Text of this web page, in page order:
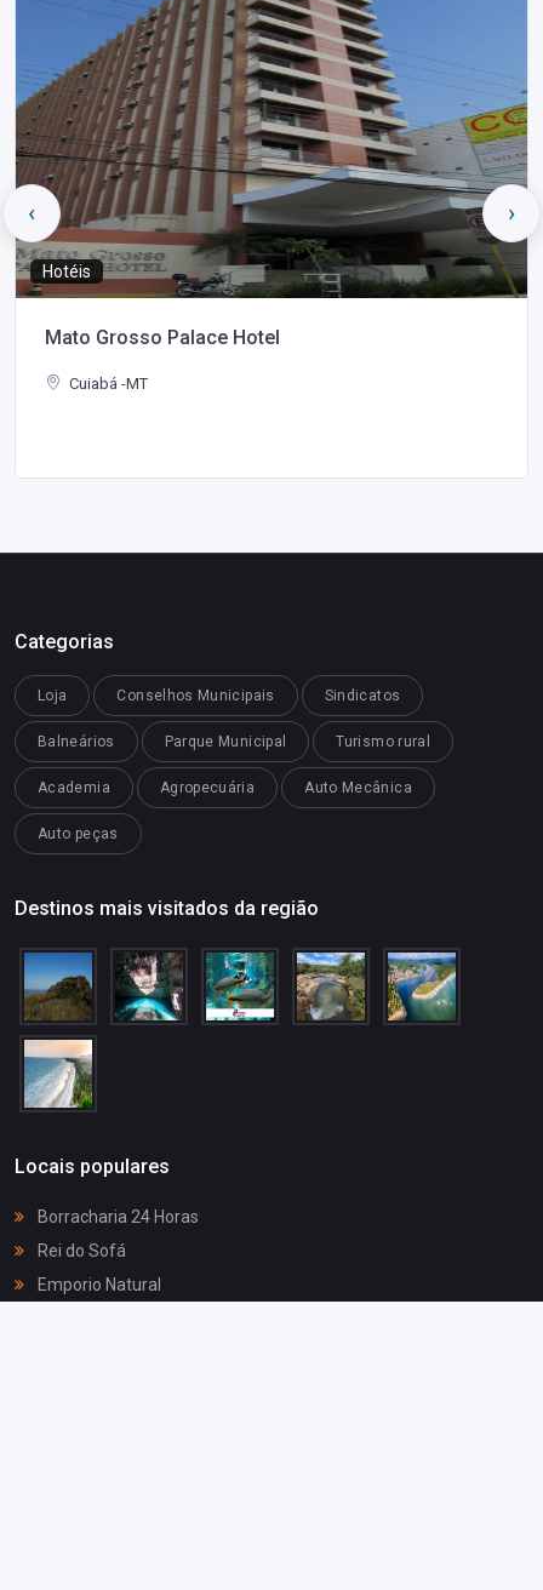
Hotéis
Mato Grosso Palace Hotel
Cuiabá -MT
‹ ›
Categorias
Loja Conselhos Municipais Sindicatos
Balneários Parque Municipal Turismo rural
Academia Agropecuária Auto Mecânica
Auto peças
Destinos mais visitados da região
Locais populares
Borracharia 24 Horas
Rei do Sofá
Emporio Natural